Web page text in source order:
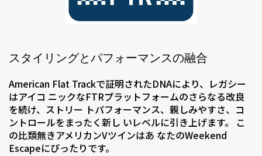
スタイリングとパフォーマンスの融合
American Flat Trackで証明されたDNAにより、レガシー
はアイコ ニックなFTRプラットフォームのさらなる改良
を続け、ストリー トパフォーマンス、親しみやすさ、コ
ントロールをまったく新し いレベルに引き上げます。 こ
の比類無きアメリカンVツインはあ なたのWeekend
Escapeにぴったりです。